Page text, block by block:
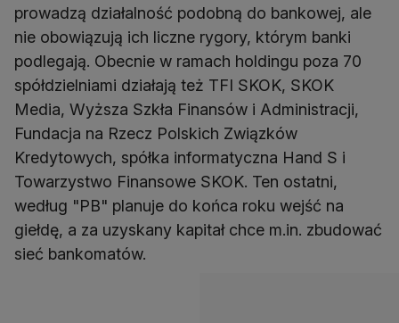
prowadzą działalność podobną do bankowej, ale
nie obowiązują ich liczne rygory, którym banki
podlegają. Obecnie w ramach holdingu poza 70
spółdzielniami działają też TFI SKOK, SKOK
Media, Wyższa Szkła Finansów i Administracji,
Fundacja na Rzecz Polskich Związków
Kredytowych, spółka informatyczna Hand S i
Towarzystwo Finansowe SKOK. Ten ostatni,
według "PB" planuje do końca roku wejść na
giełdę, a za uzyskany kapitał chce m.in. zbudować
sieć bankomatów.